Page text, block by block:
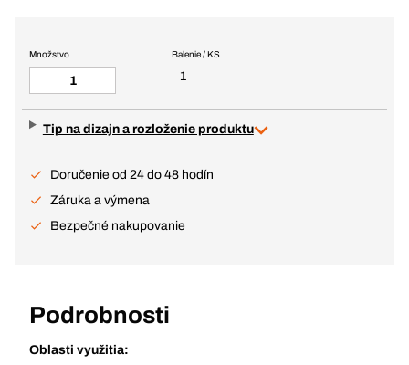
Balenie / KS
1
Množstvo
Tip na dizajn a rozloženie produktu
Doručenie od 24 do 48 hodín
Záruka a výmena
Bezpečné nakupovanie
Podrobnosti
Oblasti využitia: